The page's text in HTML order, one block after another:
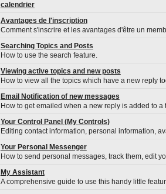
calendrier
Avantages de l'inscription
Comment s'inscrire et les avantages d'être un
Searching Topics and Posts
How to use the search feature.
Viewing active topics and new posts
How to view all the topics which have a new reply
Email Notification of new messages
How to get emailed when a new reply is added to a
Your Control Panel (My Controls)
Editing contact information, personal information,
Your Personal Messenger
How to send personal messages, track them, edit
My Assistant
A comprehensive guide to use this handy little